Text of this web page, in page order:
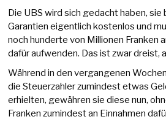
Die UBS wird sich gedacht haben,
Garantien eigentlich kostenlos und
noch hunderte von Millionen Franken
dafür aufwenden. Das ist zwar dreist,
Während in den vergangenen
die Steuerzahler zumindest etwas
erhielten, gewähren sie diese nun,
Franken zumindest an Einnahmen